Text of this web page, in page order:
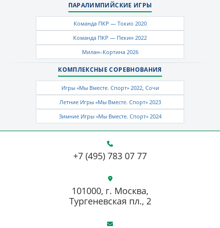
ПАРАЛИМПИЙСКИЕ ИГРЫ
Команда ПКР — Токио 2020
Команда ПКР — Пекин 2022
Милан–Кортина 2026
КОМПЛЕКСНЫЕ СОРЕВНОВАНИЯ
Игры «Мы Вместе. Спорт» 2022, Сочи
Летние Игры «Мы Вместе. Спорт» 2023
Зимние Игры «Мы Вместе. Спорт» 2024
+7 (495) 783 07 77
101000, г. Москва,
Тургеневская пл., 2